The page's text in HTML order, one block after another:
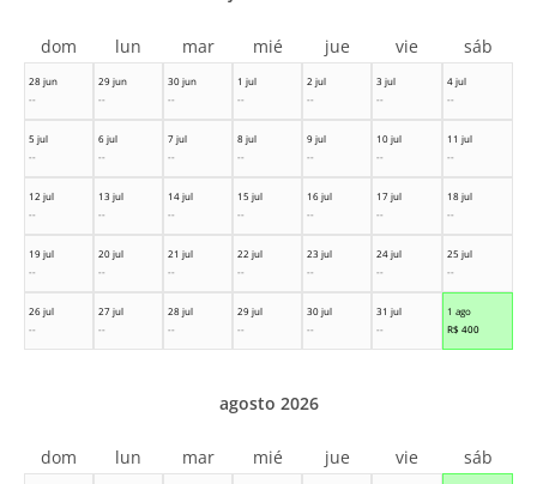
28 jun
--
29 jun
--
30 jun
--
1 jul
--
2 jul
--
3 jul
--
4 jul
--
5 jul
--
6 jul
--
7 jul
--
8 jul
--
9 jul
--
10 jul
--
11 jul
--
12 jul
--
13 jul
--
14 jul
--
15 jul
--
16 jul
--
17 jul
--
18 jul
--
19 jul
--
20 jul
--
21 jul
--
22 jul
--
23 jul
--
24 jul
--
25 jul
--
26 jul
--
27 jul
--
28 jul
--
29 jul
--
30 jul
--
31 jul
--
1 ago
R$ 400
dom lun mar mié jue vie sáb
agosto 2026
dom lun mar mié jue vie sáb